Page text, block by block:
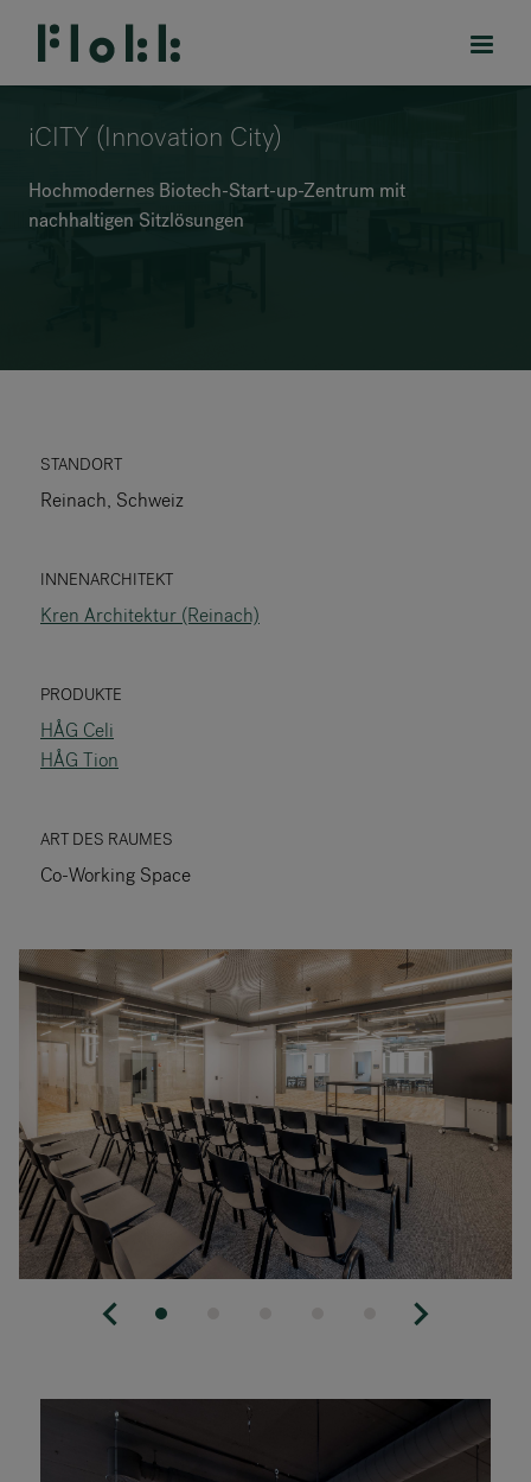
PRODUKTE
iCITY (Innovation City)
Hochmodernes Biotech-Start-up-Zentrum mit
nachhaltigen Sitzlösungen
STANDORT
Reinach, Schweiz
INNENARCHITEKT
Kren Architektur (Reinach)
PRODUKTE
HÅG Celi
HÅG Tion
ART DES RAUMES
Co-Working Space